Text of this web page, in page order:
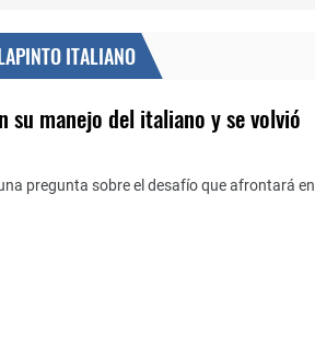
ITALIANO
su manejo del italiano y se volvió
pregunta sobre el desafío que afrontará en